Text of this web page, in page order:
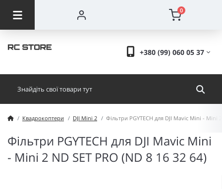
0
+380 (99) 060 05 37
Квадрокоптери DJI Mini 2 Фільтри PGYTECH для DJI Mavic Mini - Mini
Фільтри PGYTECH для DJI Mavic Mini
- Mini 2 ND SET PRO (ND 8 16 32 64)